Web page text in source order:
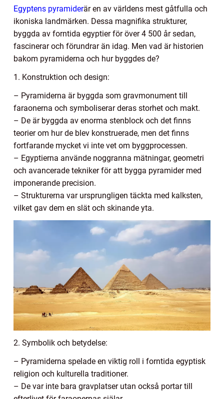
Egyptens pyramiderär en av världens mest gåtfulla och
ikoniska landmärken. Dessa magnifika strukturer,
byggda av forntida egyptier för över 4 500 år sedan,
fascinerar och förundrar än idag. Men vad är historien
bakom pyramiderna och hur byggdes de?
1. Konstruktion och design:
– Pyramiderna är byggda som gravmonument till
faraonerna och symboliserar deras storhet och makt.
– De är byggda av enorma stenblock och det finns
teorier om hur de blev konstruerade, men det finns
fortfarande mycket vi inte vet om byggprocessen.
– Egyptierna använde noggranna mätningar, geometri
och avancerade tekniker för att bygga pyramider med
imponerande precision.
– Strukturerna var ursprungligen täckta med kalksten,
vilket gav dem en slät och skinande yta.
2. Symbolik och betydelse:
– Pyramiderna spelade en viktig roll i forntida egyptisk
religion och kulturella traditioner.
– De var inte bara gravplatser utan också portar till